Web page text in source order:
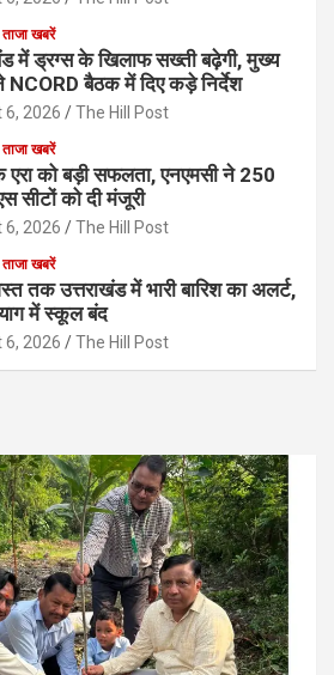
ताजा खबरें
में ड्रग्स के खिलाफ सख्ती बढ़ेगी, मुख्य
NCORD बैठक में दिए कड़े निर्देश
6, 2026 The Hill Post
ताजा खबरें
एरा को बड़ी सफलता, एनएमसी ने 250
सीटों को दी मंजूरी
6, 2026 The Hill Post
ताजा खबरें
तक उत्तराखंड में भारी बारिश का अलर्ट,
में स्कूल बंद
6, 2026 The Hill Post